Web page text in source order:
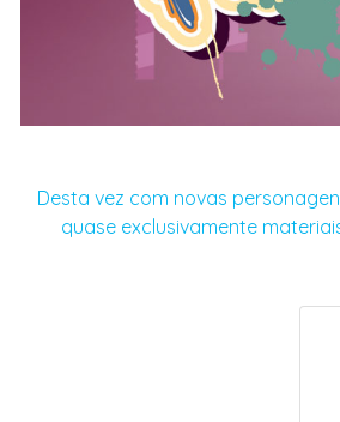
Desta vez com novas
quase exclusivamente